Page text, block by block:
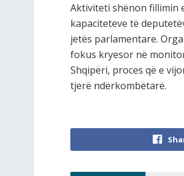
Aktiviteti shënon fillimin
kapaciteteve të
jetës parlamentare.
fokus kryesor në
Shqipëri, proces që e
tjerë ndërkombëtarë.